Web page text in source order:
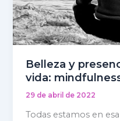
Belleza y
vida:
29 de abril de 2022
Todas estamos en